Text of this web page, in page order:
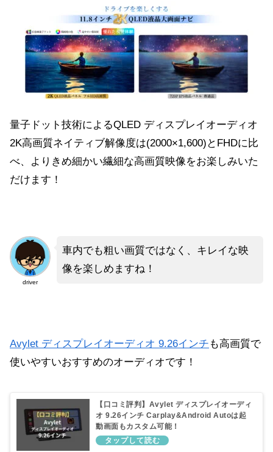
量子ドット技術によるQLED ディスプレイオーディオ
2K高画質ネイティブ解像度は(2000×1,600)とFHDに比
べ、よりきめ細かい繊細な高画質映像をお楽しみいた
だけます！
driver
車内でも粗い画質ではなく、キレイな映
像を楽しめますね！
Avylet ディスプレイオーディオ 9.26インチ も高画質で
使いやすいおすすめのオーディオです！
【口コミ評判】Avylet ディスプレイオーディ
オ 9.26インチ Carplay&Android Autoは起
動画面もカスタム可能！